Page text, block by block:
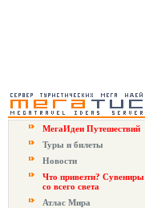
МегаИдеи Путешествий
Туры и билеты
Новости
Что привезти? Сувениры
со всего света
Атлас Мира